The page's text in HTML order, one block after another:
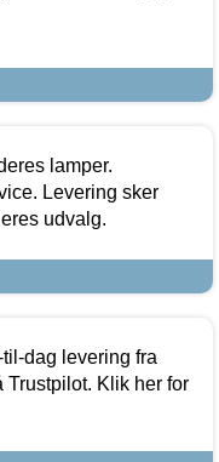
lamper.
Levering sker
udvalg.
dag levering fra
Trustpilot. Klik her for